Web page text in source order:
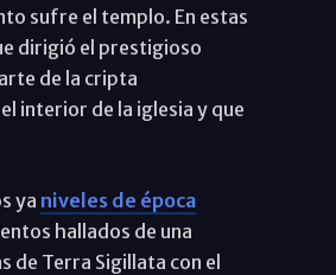
sufre el templo. En estas
dirigió el prestigioso
de la cripta
interior de la iglesia y que
ya niveles de época
hallados de una
de Terra Sigillata con el